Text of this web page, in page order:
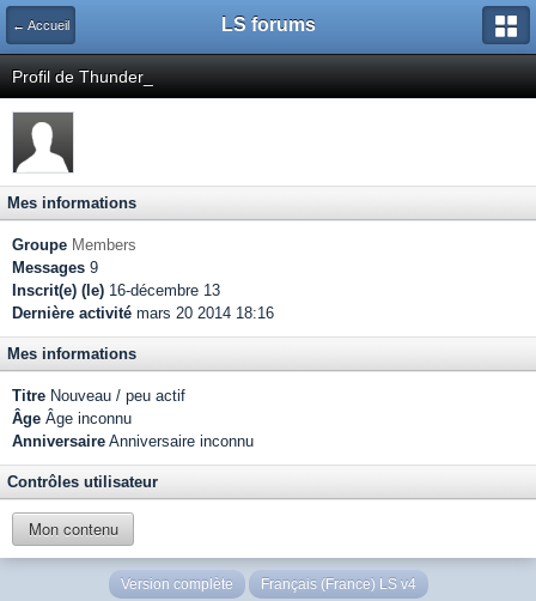
← Accueil LS forums
Profil de Thunder_
Mes informations
Groupe Members
Messages 9
Inscrit(e) (le) 16-décembre 13
Dernière activité mars 20 2014 18:16
Mes informations
Titre Nouveau / peu actif
Âge Âge inconnu
Anniversaire Anniversaire inconnu
Contrôles utilisateur
Mon contenu
Version complète Français (France) LS v4